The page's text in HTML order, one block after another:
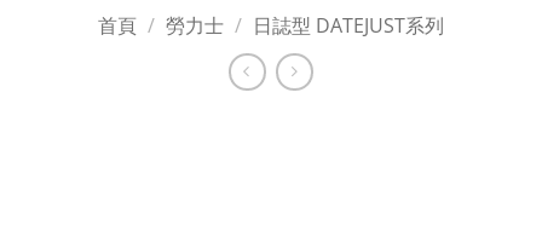
首頁 / 勞力士 / 日誌型 DATEJUST系列